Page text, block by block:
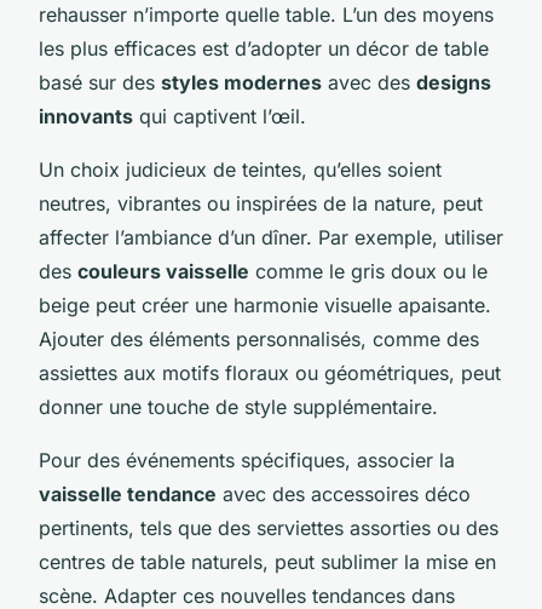
rehausser n’importe quelle table. L’un des moyens
les plus efficaces est d’adopter un décor de table
basé sur des styles modernes avec des designs
innovants qui captivent l’œil.
Un choix judicieux de teintes, qu’elles soient
neutres, vibrantes ou inspirées de la nature, peut
affecter l’ambiance d’un dîner. Par exemple, utiliser
des couleurs vaisselle comme le gris doux ou le
beige peut créer une harmonie visuelle apaisante.
Ajouter des éléments personnalisés, comme des
assiettes aux motifs floraux ou géométriques, peut
donner une touche de style supplémentaire.
Pour des événements spécifiques, associer la
vaisselle tendance avec des accessoires déco
pertinents, tels que des serviettes assorties ou des
centres de table naturels, peut sublimer la mise en
scène. Adapter ces nouvelles tendances dans